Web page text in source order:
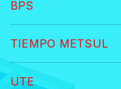
BPS
TIEMPO METSUL
UTE